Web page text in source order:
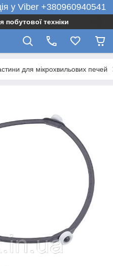
у Viber +380960940541
побутової техніки
для мікрохвильових печей